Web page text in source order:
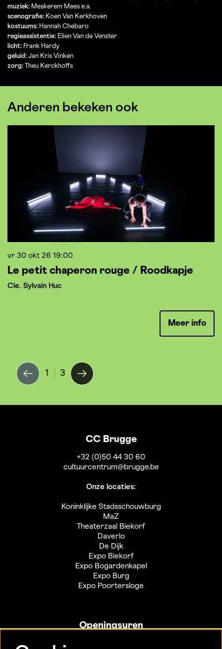
muziek: Meskerem Mees e.a.
scenografie: Koen Van Kerkhoven
kostuums: Hannah Chebaro
regieassistentie: Elien Van de Venster
licht: Frank Hardy
geluid: Jan Kris Vinken
zorg: Theu Kerckhoffs
Anderen bekeken ook
Le petit chaperon rouge / Roodkapje
Cie. Sylvain Huc
vr 30 okt 26 19:00
Meer info
1 3
CC Brugge
+32 (0)50 44 30 60
cultuurcentrum@brugge.be
Onze locaties:
Koninklijke Stadsschouwburg
MaZ
Theaterzaal Biekorf
Daverlo
De Dijk
Expo Biekorf
Expo Bogardenkapel
Expo Burg
Expo Poortersloge
Openingsuren